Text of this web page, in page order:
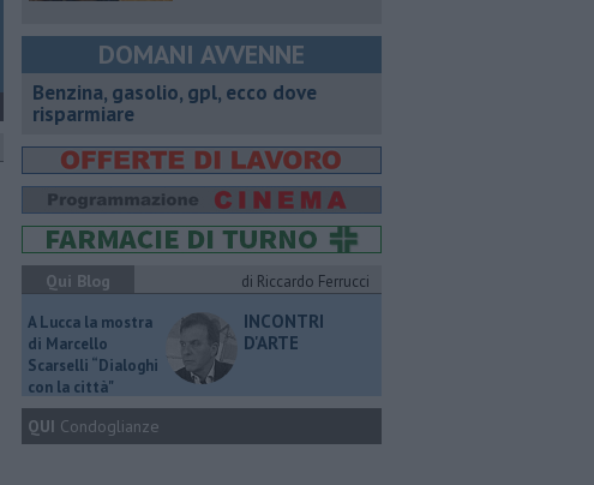
DOMANI AVVENNE
​Benzina, gasolio, gpl, ecco dove
risparmiare
Qui Blog
di Riccardo Ferrucci
A Lucca la mostra
di Marcello
Scarselli “Dialoghi
con la città"
INCONTRI
D'ARTE
QUI Condoglianze